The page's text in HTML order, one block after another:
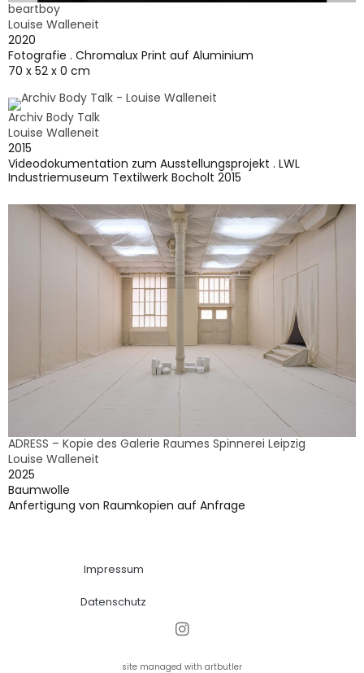
beartboy
Louise Walleneit
2020
Fotografie . Chromalux Print auf Aluminium
70 x 52 x 0 cm
Archiv Body Talk
Louise Walleneit
2015
Videodokumentation zum Ausstellungsprojekt . LWL
Industriemuseum Textilwerk Bocholt 2015
ADRESS – Kopie des Galerie Raumes Spinnerei Leipzig
Louise Walleneit
2025
Baumwolle
Anfertigung von Raumkopien auf Anfrage
Impressum
Datenschutz
site managed with artbutler